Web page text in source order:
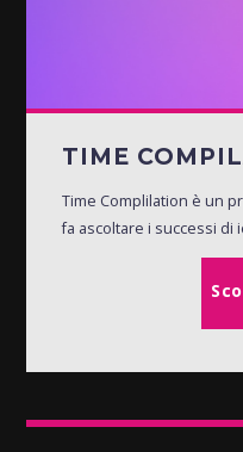
TIME
Time Complilation è un
fa ascoltare i successi di